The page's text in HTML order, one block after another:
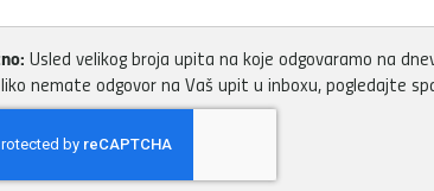
Usled velikog broja upita na koje odgovaramo na
nemate odgovor na Vaš upit u inboxu, pogledajte